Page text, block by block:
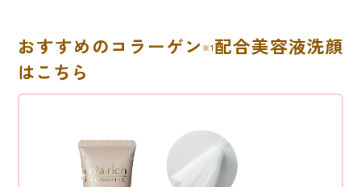
おすすめのコラーゲン ※1 配合美容液洗顔
はこちら